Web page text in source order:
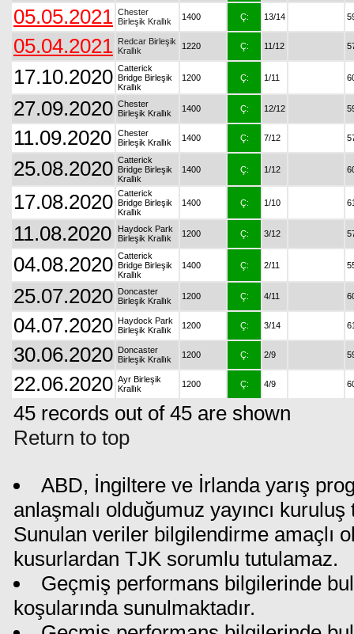
05.05.2021 Chester
Birleşik Krallık
1400 Ç: 13/14
05.04.2021 Redcar Birleşik
Krallık
1220 Ç: 11/12
17.10.2020 Catterick
Bridge Birleşik
Krallık
1200 Ç: 1/11
27.09.2020 Chester
Birleşik Krallık
1400 Ç: 12/12
11.09.2020
Chester
Birleşik Krallık
1400 Ç: 7/12
25.08.2020 Catterick
Bridge Birleşik
Krallık
1400 Ç: 1/12
17.08.2020 Catterick
Bridge Birleşik
Krallık
1400 Ç: 1/10
11.08.2020
Haydock Park
Birleşik Krallık
1200 Ç: 3/12
04.08.2020 Catterick
Bridge Birleşik
Krallık
1400 Ç: 2/11
25.07.2020 Doncaster
Birleşik Krallık
1200 Ç: 4/11
04.07.2020 Haydock Park
Birleşik Krallık
1200 Ç: 3/14
30.06.2020 Doncaster
Birleşik Krallık
1200 Ç: 2/9
22.06.2020 Ayr Birleşik
Krallık
1200 Ç: 4/9
45 records out of 45 are shown
Return to top
ABD, İngiltere ve İrlanda yarış
anlaşmalı olduğumuz yayıncı
Sunulan veriler bilgilendirme amaçlı
kusurlardan TJK sorumlu tutulamaz.
Geçmiş performans bilgilerinde
koşularında sunulmaktadır.